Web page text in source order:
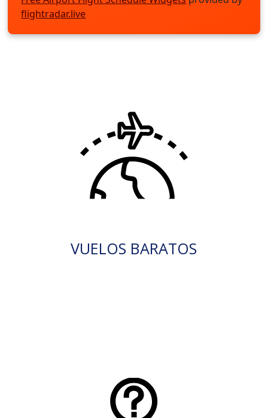
flightradar.live
VUELOS BARATOS